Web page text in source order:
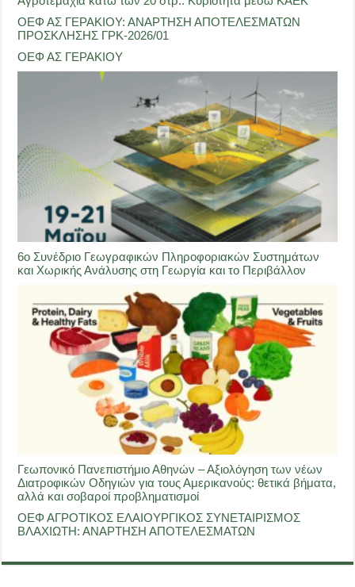
ΟΕΦ ΑΣ ΓΕΡΑΚΙΟΥ: ΑΝΑΡΤΗΣΗ ΑΠΟΤΕΛΕΣΜΑΤΩΝ
ΠΡΟΣΚΛΗΣΗΣ ΓΡΚ-2026/01
ΟΕΦ ΑΣ ΓΕΡΑΚΙΟΥ
6ο Συνέδριο Γεωγραφικών Πληροφοριακών Συστημάτων
και Χωρικής Ανάλυσης στη Γεωργία και το Περιβάλλον
Γεωπονικό Πανεπιστήμιο Αθηνών – Αξιολόγηση των νέων
Διατροφικών Οδηγιών για τους Αμερικανούς: θετικά βήματα,
αλλά και σοβαροί προβληματισμοί
ΟΕΦ ΑΓΡΟΤΙΚΟΣ ΕΛΑΙΟΥΡΓΙΚΟΣ ΣΥΝΕΤΑΙΡΙΣΜΟΣ
ΒΛΑΧΙΩΤΗ: ΑΝΑΡΤΗΣΗ ΑΠΟΤΕΛΕΣΜΑΤΩΝ